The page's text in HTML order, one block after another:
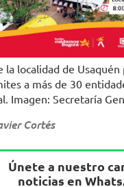
la localidad de
a más de 30
Imagen: Secretaría
Cortés
Únete a nuestro
noticias en